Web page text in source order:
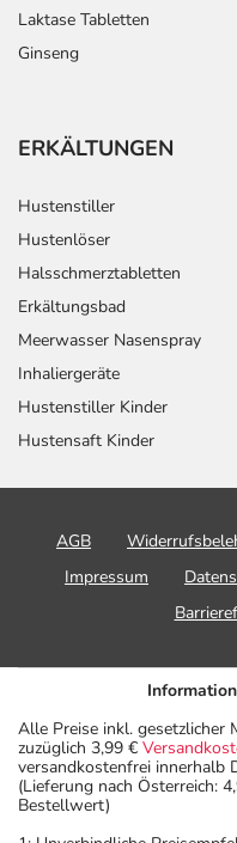
Laktase Tabletten
Ginseng
ERKÄLTUNGEN
Hustenstiller
Hustenlöser
Halsschmerztabletten
Erkältungsbad
Meerwasser Nasenspray
Inhaliergeräte
Hustenstiller Kinder
Hustensaft Kinder
AGB
Impressum
Alle Preise inkl. gesetzlicher
zuzüglich 3,99 €
versandkostenfrei innerhalb
(Lieferung nach Österreich:
Bestellwert)